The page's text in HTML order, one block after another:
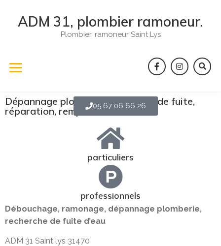
ADM 31, plombier ramoneur.
Plombier, ramoneur Saint Lys
Dépannage plomberie, recherche de fuite,
réparation, remplacement ...
particuliers
professionnels
Débouchage, ramonage, dépannage plomberie,
recherche de fuite d’eau
ADM 31 Saint lys 31470
05 67 06 66 26